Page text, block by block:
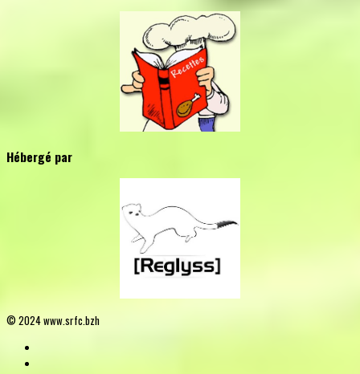
Hébergé par
© 2024 www.srfc.bzh